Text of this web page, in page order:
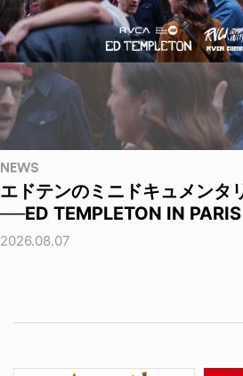
NEWS
エドテンのミニドキュメンタ
──ED TEMPLETON IN PARIS
2026.08.07